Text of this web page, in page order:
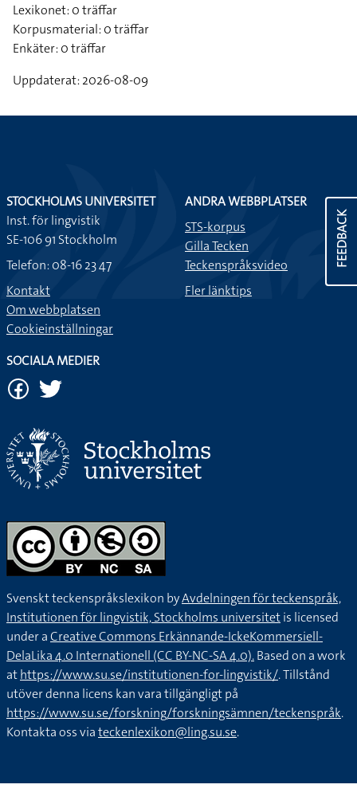
Lexikonet: 0 träffar
Korpusmaterial: 0 träffar
Enkäter: 0 träffar
Uppdaterat: 2026-08-09
FEEDBACK
STOCKHOLMS UNIVERSITET
Inst. för lingvistik
SE-106 91 Stockholm
Telefon: 08-16 23 47
Kontakt
Om webbplatsen
Cookieinställningar
ANDRA WEBBPLATSER
STS-korpus
Gilla Tecken
Teckenspråksvideo
Fler länktips
SOCIALA MEDIER
Svenskt teckenspråkslexikon byAvdelningen för teckenspråk,
Institutionen för lingvistik, Stockholms universitetis licensed
under aCreative Commons Erkännande-IckeKommersiell-
DelaLika 4.0 Internationell (CC BY-NC-SA 4.0).Based on a work
athttps://www.su.se/institutionen-for-lingvistik/. Tillstånd
utöver denna licens kan vara tillgängligt på
https://www.su.se/forskning/forskningsämnen/teckenspråk.
Kontakta oss viateckenlexikon@ling.su.se.